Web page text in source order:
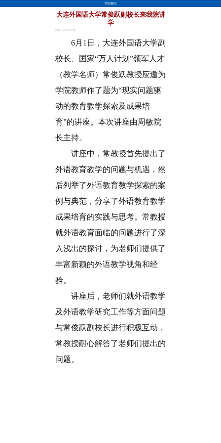
学院要闻
大连外国语大学常俊跃副校长来我院讲
学
林锦 · 2023-06-06
6月1日，大连外国语大学副
校长、国家“万人计划”领军人才
（教学名师）常俊跃教授应邀为
学院教师作了题为“现实问题驱
动的教育教学探索及成果培
育”的讲座。本次讲座由周敏院
长主持。
讲座中，常教授首先提出了
外语教育教学的问题与机遇，然
后列举了外语教育教学探索的案
例与典范，分享了外语教育教学
成果培育的实践与思考。常教授
就外语教育面临的问题进行了深
入浅出的探讨，为老师们提供了
丰富新颖的外语教学视角和经
验。
讲座后，老师们就外语教学
及外语教学研究工作等方面问题
与常俊跃副校长进行积极互动，
常教授耐心解答了老师们提出的
问题。